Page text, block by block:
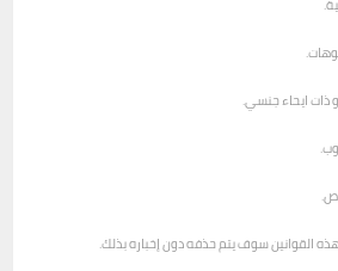
ذات ايحاء جنسي.
القوانين سوف يتم حذفه دون إخباره بذلك.